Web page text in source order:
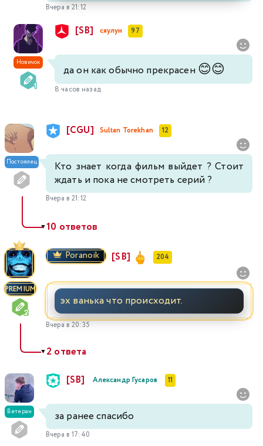
Вчера в 21:12
Новичок
[SB] сяулун 97
да он как обычно прекрасен 😊😊
8 часов назад
Постоялец
[CGU] Sultan Torekhan 12
Кто знает когда фильм выйдет ? Стоит
ждать и пока не смотреть серий ?
Вчера в 21:12
▼10 ответов
PREMIUM
Poranoik [SB] 204
эх ванька что происходит.
Вчера в 20:35
▼2 ответа
Ветеран
[SB] Александр Гусаров 11
за ранее спасибо
Вчера в 17:40